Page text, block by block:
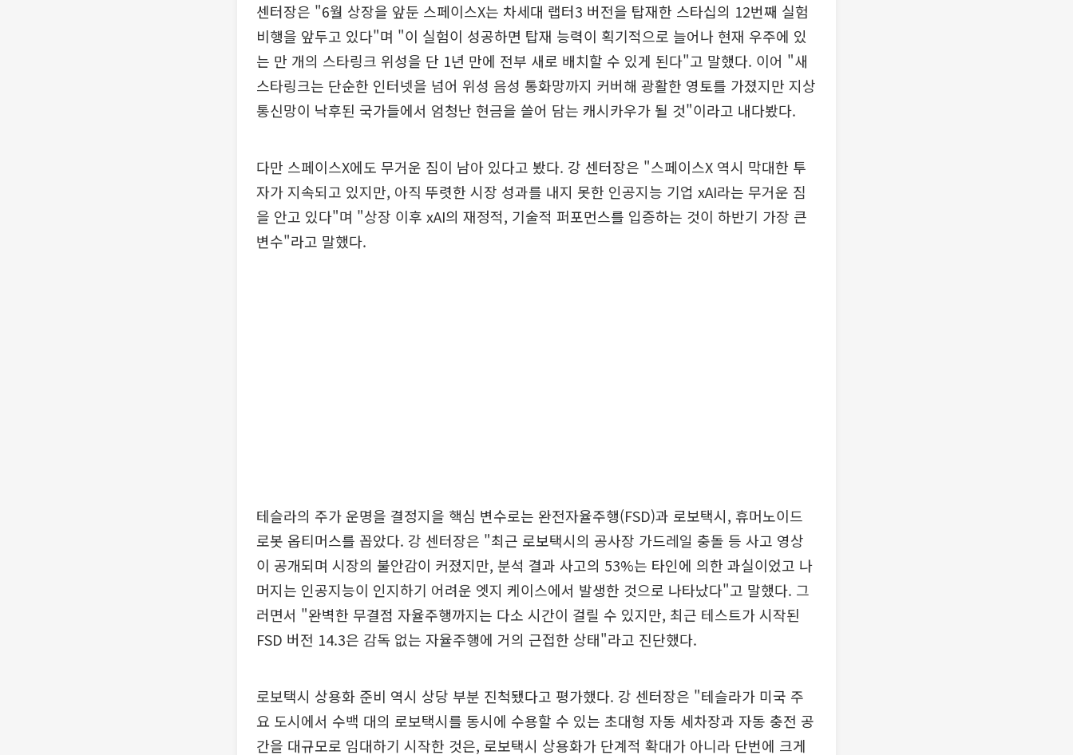
센터장은 "6월 상장을 앞둔 스페이스X는 차세대 랩터3 버전을 탑재한 스타십의 12번째 실험
비행을 앞두고 있다"며 "이 실험이 성공하면 탑재 능력이 획기적으로 늘어나 현재 우주에 있
는 만 개의 스타링크 위성을 단 1년 만에 전부 새로 배치할 수 있게 된다"고 말했다. 이어 "새
스타링크는 단순한 인터넷을 넘어 위성 음성 통화망까지 커버해 광활한 영토를 가졌지만 지상
통신망이 낙후된 국가들에서 엄청난 현금을 쓸어 담는 캐시카우가 될 것"이라고 내다봤다.
다만 스페이스X에도 무거운 짐이 남아 있다고 봤다. 강 센터장은 "스페이스X 역시 막대한 투
자가 지속되고 있지만, 아직 뚜렷한 시장 성과를 내지 못한 인공지능 기업 xAI라는 무거운 짐
을 안고 있다"며 "상장 이후 xAI의 재정적, 기술적 퍼포먼스를 입증하는 것이 하반기 가장 큰
변수"라고 말했다.
테슬라의 주가 운명을 결정지을 핵심 변수로는 완전자율주행(FSD)과 로보택시, 휴머노이드
로봇 옵티머스를 꼽았다. 강 센터장은 "최근 로보택시의 공사장 가드레일 충돌 등 사고 영상
이 공개되며 시장의 불안감이 커졌지만, 분석 결과 사고의 53%는 타인에 의한 과실이었고 나
머지는 인공지능이 인지하기 어려운 엣지 케이스에서 발생한 것으로 나타났다"고 말했다. 그
러면서 "완벽한 무결점 자율주행까지는 다소 시간이 걸릴 수 있지만, 최근 테스트가 시작된
FSD 버전 14.3은 감독 없는 자율주행에 거의 근접한 상태"라고 진단했다.
로보택시 상용화 준비 역시 상당 부분 진척됐다고 평가했다. 강 센터장은 "테슬라가 미국 주
요 도시에서 수백 대의 로보택시를 동시에 수용할 수 있는 초대형 자동 세차장과 자동 충전 공
간을 대규모로 임대하기 시작한 것은, 로보택시 상용화가 단계적 확대가 아니라 단번에 크게